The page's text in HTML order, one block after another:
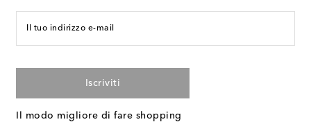
Il tuo indirizzo e-mail
Iscriviti
Il modo migliore di fare shopping